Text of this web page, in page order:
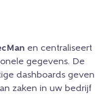
en centraliseert
gegevens. De
dashboards geven
zaken in uw bedrijf